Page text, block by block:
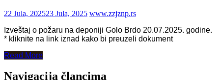
22 Jula, 202523 Jula, 2025 www.zzjznp.rs
Izveštaj o požaru na deponiji Golo Brdo 20.07.2025. godine.
* kliknite na link iznad kako bi preuzeli dokument
Read More
Navigacija člancima